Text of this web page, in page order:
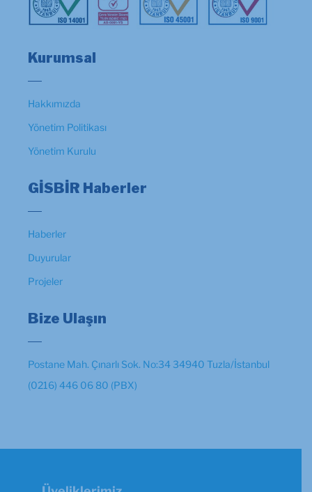
Kurumsal
Hakkımızda
Yönetim Politikası
Yönetim Kurulu
GİSBİR Haberler
Haberler
Duyurular
Projeler
Bize Ulaşın
Postane Mah. Çınarlı Sok. No:34 34940 Tuzla/İstanbul
(0216) 446 06 80 (PBX)